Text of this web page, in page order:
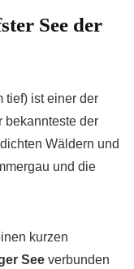
See der
tief) ist einer der
bekannteste der
Wäldern und
und die
kurzen
See verbunden